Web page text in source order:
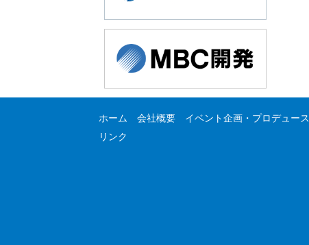
ホーム 会社概要 イベント企画・プロデュース
リンク